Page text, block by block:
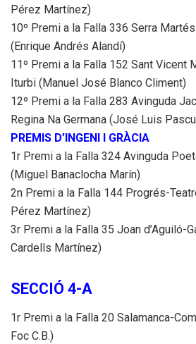
Pérez Martínez)
10º Premi a la Falla 336 Serra
(Enrique Andrés Alandí)
11º Premi a la Falla 152 Sant Vicent
Iturbi (Manuel José Blanco Climent)
12º Premi a la Falla 283 Avinguda
Regina Na Germana (José Luis
PREMIS D’INGENI I GRÀCIA
1r Premi a la Falla 324 Avinguda
(Miguel Banaclocha Marín)
2n Premi a la Falla 144 Progrés-
Pérez Martínez)
3r Premi a la Falla 35 Joan d’Aguiló-
Cardells Martínez)
SECCIÓ 4-A
1r Premi a la Falla 20 Salamanca-
Foc C.B.)